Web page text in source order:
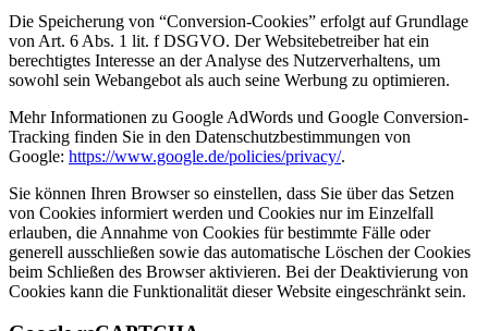
Die Speicherung von “Conversion-Cookies” erfolgt auf Grundlage
von Art. 6 Abs. 1 lit. f DSGVO. Der Websitebetreiber hat ein
berechtigtes Interesse an der Analyse des Nutzerverhaltens, um
sowohl sein Webangebot als auch seine Werbung zu optimieren.
Mehr Informationen zu Google AdWords und Google Conversion-
Tracking finden Sie in den Datenschutzbestimmungen von
Google: https://www.google.de/policies/privacy/.
Sie können Ihren Browser so einstellen, dass Sie über das Setzen
von Cookies informiert werden und Cookies nur im Einzelfall
erlauben, die Annahme von Cookies für bestimmte Fälle oder
generell ausschließen sowie das automatische Löschen der Cookies
beim Schließen des Browser aktivieren. Bei der Deaktivierung von
Cookies kann die Funktionalität dieser Website eingeschränkt sein.